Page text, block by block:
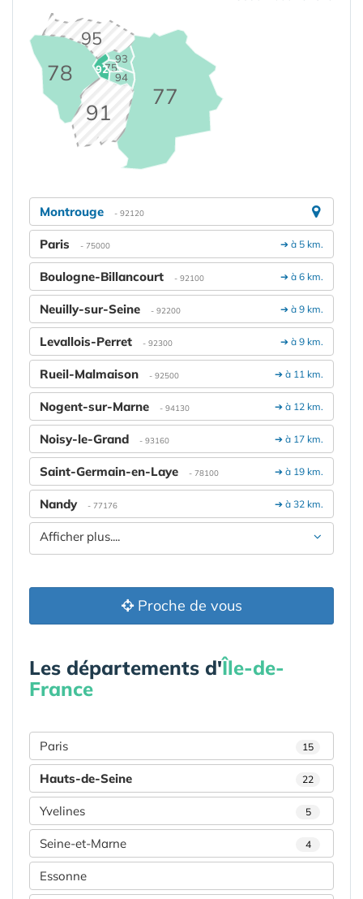
75
77
78
91
92
93
94
95
Montrouge - 92120
➔ à 5 km.
Paris - 75000
➔ à 6 km.
Boulogne-Billancourt - 92100
➔ à 9 km.
Neuilly-sur-Seine - 92200
➔ à 9 km.
Levallois-Perret - 92300
➔ à 11 km.
Rueil-Malmaison - 92500
➔ à 12 km.
Nogent-sur-Marne - 94130
➔ à 17 km.
Noisy-le-Grand - 93160
➔ à 19 km.
Saint-Germain-en-Laye - 78100
➔ à 32 km.
Nandy - 77176
Afficher plus....
Proche de vous
Les départements d'Île-de-
France
Paris 15
Hauts-de-Seine 22
Yvelines 5
Seine-et-Marne 4
Essonne